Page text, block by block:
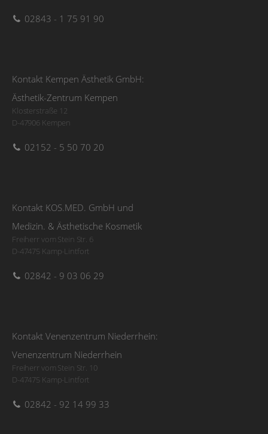
02843 - 1 75 91 90
Kontakt Kempen Ästhetik GmbH:
Ästhetik-Zentrum Kempen
Klosterstraße 12
D-47906 Kempen
02152 - 5 50 70 20
Kontakt KOS.MED. GmbH und
Medizin. & Ästhetische Kosmetik
Freiherr vom Stein Str. 6
D-47475 Kamp-Lintfort
02842 - 9 03 06 29
Kontakt Venenzentrum Niederrhein:
Venenzentrum Niederrhein
Freiherr vom Stein Str. 10
D-47475 Kamp-Lintfort
02842 - 92 14 99 33